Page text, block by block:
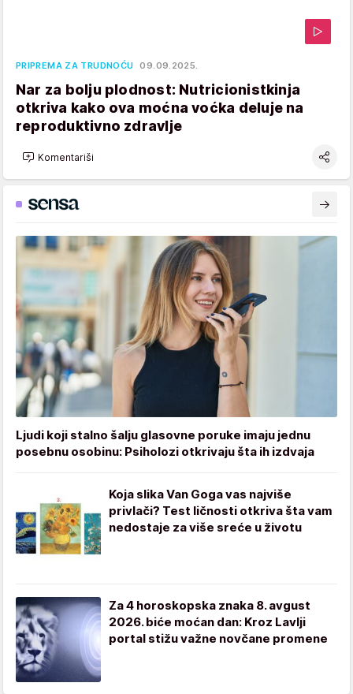
PRIPREMA ZA TRUDNOĆU 09.09.2025.
Nar za bolju plodnost: Nutricionistkinja
otkriva kako ova moćna voćka deluje na
reproduktivno zdravlje
Komentariši
Ljudi koji stalno šalju glasovne poruke imaju jednu
posebnu osobinu: Psiholozi otkrivaju šta ih izdvaja
Koja slika Van Goga vas najviše
privlači? Test ličnosti otkriva šta vam
nedostaje za više sreće u životu
Za 4 horoskopska znaka 8. avgust
2026. biće moćan dan: Kroz Lavlji
portal stižu važne novčane promene